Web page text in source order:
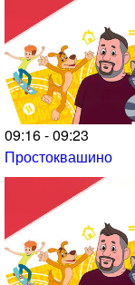
09:16 - 09:23
Простоквашино